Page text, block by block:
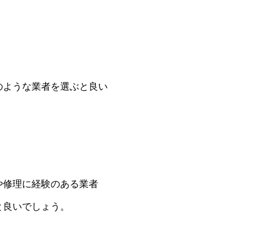
うな業者を選ぶと良い
理に経験のある業者
いでしょう。